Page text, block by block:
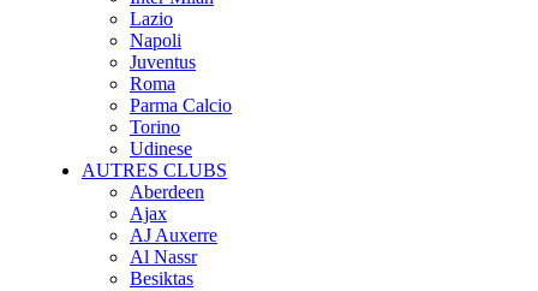
Lazio
Napoli
Juventus
Roma
Parma Calcio
Torino
Udinese
AUTRES CLUBS
Aberdeen
Ajax
AJ Auxerre
Al Nassr
Besiktas